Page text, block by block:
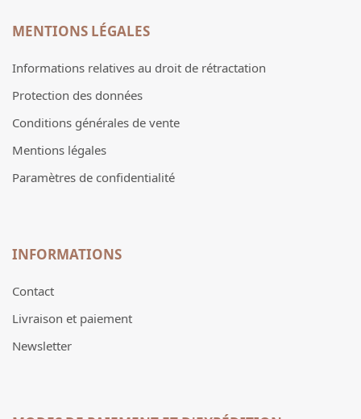
MENTIONS LÉGALES
Informations relatives au droit de rétractation
Protection des données
Conditions générales de vente
Mentions légales
Paramètres de confidentialité
INFORMATIONS
Contact
Livraison et paiement
Newsletter